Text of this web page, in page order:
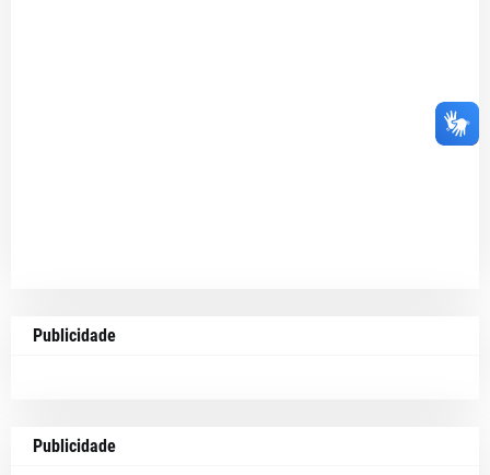
Publicidade
Publicidade